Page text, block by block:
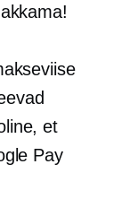
et
Pay